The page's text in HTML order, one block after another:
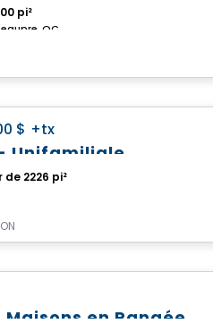
pi²
QC
$ +tx
Unifamiliale
2226 pi²
en Rangée